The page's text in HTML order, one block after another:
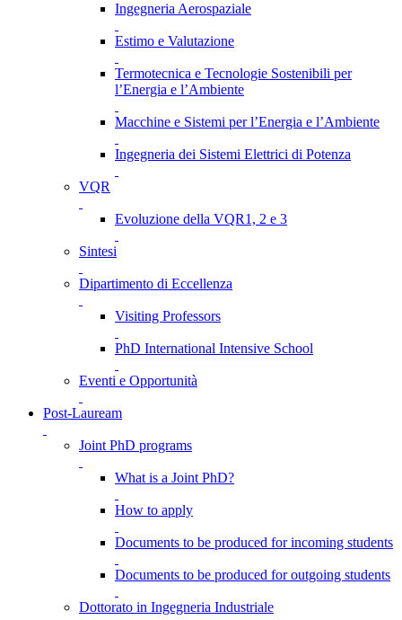
Ingegneria Aerospaziale
Estimo e Valutazione
Termotecnica e Tecnologie Sostenibili per
l’Energia e l’Ambiente
Macchine e Sistemi per l’Energia e l’Ambiente
Ingegneria dei Sistemi Elettrici di Potenza
VQR
Evoluzione della VQR1, 2 e 3
Sintesi
Dipartimento di Eccellenza
Visiting Professors
PhD International Intensive School
Eventi e Opportunità
Post-Lauream
Joint PhD programs
What is a Joint PhD?
How to apply
Documents to be produced for incoming students
Documents to be produced for outgoing students
Dottorato in Ingegneria Industriale